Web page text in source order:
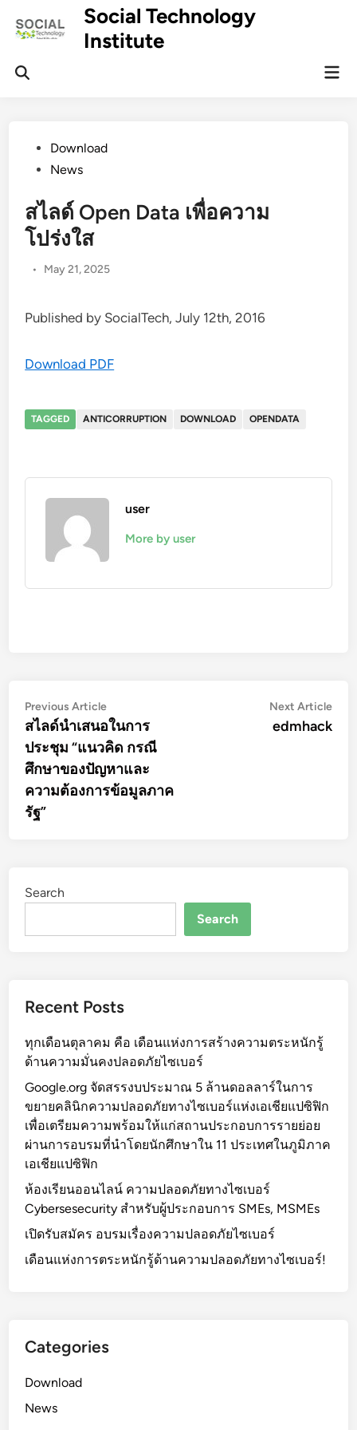
Social Technology
Institute
PostedDownload
News
สไลด์ Open Data เพื่อความ
โปร่งใส
• May 21, 2025
Published by SocialTech, July 12th, 2016
Download PDF
TAGGED ANTICORRUPTION DOWNLOAD OPENDATA
user
More by user
Post
navigation
Previous ArticlePrevious
article:
สไลด์นำเสนอในการ
ประชุม “แนวคิด กรณี
ศึกษาของปัญหาและ
ความต้องการข้อมูลภาค
รัฐ”
Next Article
edmhack
Search
Search
Recent Posts
ทุกเดือนตุลาคม คือ เดือนแห่งการสร้างความตระหนักรู้
ด้านความมั่นคงปลอดภัยไซเบอร์
Google.org จัดสรรงบประมาณ 5 ล้านดอลลาร์ในการ
ขยายคลินิกความปลอดภัยทางไซเบอร์แห่งเอเชียแปซิฟิก
เพื่อเตรียมความพร้อมให้แก่สถานประกอบการรายย่อย
ผ่านการอบรมที่นำโดยนักศึกษาใน 11 ประเทศในภูมิภาค
เอเชียแปซิฟิก
ห้องเรียนออนไลน์ ความปลอดภัยทางไซเบอร์
Cybersesecurity สำหรับผู้ประกอบการ SMEs, MSMEs
เปิดรับสมัคร อบรมเรื่องความปลอดภัยไซเบอร์
เดือนแห่งการตระหนักรู้ด้านความปลอดภัยทางไซเบอร์!
Categories
Download
News